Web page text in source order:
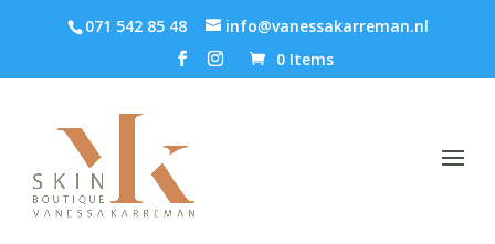
071 542 85 48
info@vanessakarreman.nl
0 Items